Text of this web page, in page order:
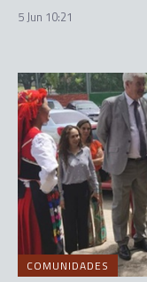
5 Jun 10:21
COMUNIDADES